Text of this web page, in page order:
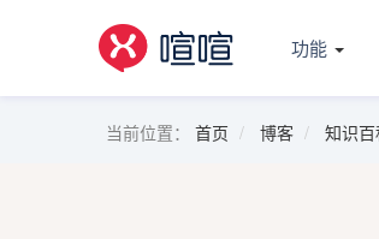
功能
当前位置： 首页 博客 知识